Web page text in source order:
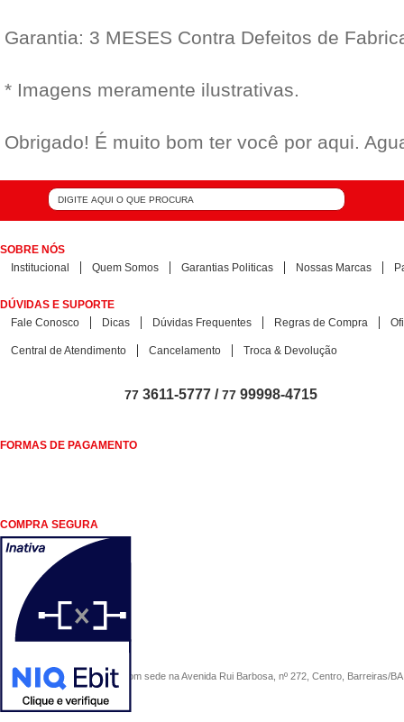
Garantia: 3 MESES Contra Defeitos de
* Imagens meramente ilustrativas.
Obrigado! É muito bom ter você por aqui.
SOBRE NÓS
Institucional
Quem Somos Garantias Politicas Nossas Marcas
DÚVIDAS E SUPORTE
Fale Conosco
Dicas Dúvidas Frequentes Regras de Compra
Central de Atendimento Cancelamento Troca & Devolução
77 3611-5777 /77 99998-4715
FORMAS DE PAGAMENTO
COMPRA SEGURA
COMERCIAL SÃO PAULO, com sede na Avenida Rui Barbosa, nº 272, Centro, Barreiras/